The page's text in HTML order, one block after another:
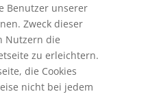
Benutzer unserer
Zweck dieser
Nutzern die
zu erleichtern.
die Cookies
nicht bei jedem